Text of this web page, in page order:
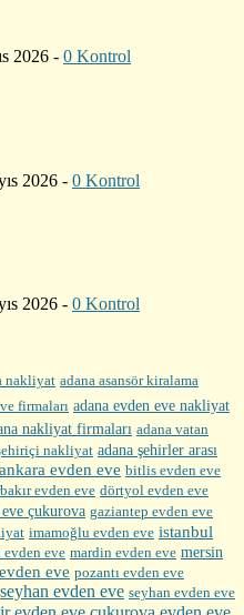
2026 - 0 Kontrol
2026 - 0 Kontrol
2026 - 0 Kontrol
nakliyat adana asansör kiralama
firmaları adana evden eve nakliyat
nakliyat firmaları adana vatan
nakliyat adana şehirler arası
ankara evden eve bitlis evden eve
evden eve dörtyol evden eve
çukurova gaziantep evden eve
imamoğlu evden eve istanbul
evden eve mardin evden eve mersin
eve pozantı evden eve
seyhan evden eve seyhan evden eve